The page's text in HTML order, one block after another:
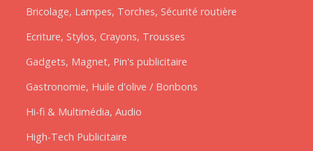
Bricolage, Lampes, Torches, Sécurité routière
Ecriture, Stylos, Crayons, Trousses
Gadgets, Magnet, Pin's publicitaire
Gastronomie, Huile d'olive / Bonbons
Hi-fi & Multimédia, Audio
High-Tech Publicitaire